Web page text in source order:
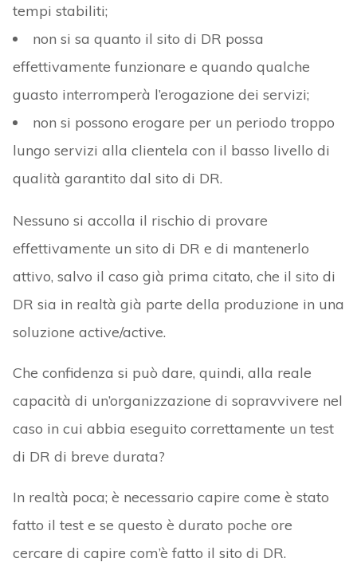
tempi stabiliti;
non si sa quanto il sito di DR possa
effettivamente funzionare e quando qualche
guasto interromperà l’erogazione dei servizi;
non si possono erogare per un periodo troppo
lungo servizi alla clientela con il basso livello di
qualità garantito dal sito di DR.
Nessuno si accolla il rischio di provare
effettivamente un sito di DR e di mantenerlo
attivo, salvo il caso già prima citato, che il sito di
DR sia in realtà già parte della produzione in una
soluzione active/active.
Che confidenza si può dare, quindi, alla reale
capacità di un’organizzazione di sopravvivere nel
caso in cui abbia eseguito correttamente un test
di DR di breve durata?
In realtà poca; è necessario capire come è stato
fatto il test e se questo è durato poche ore
cercare di capire com’è fatto il sito di DR.